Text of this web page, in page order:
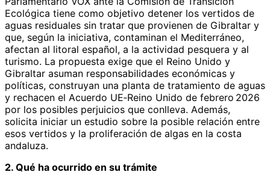
Ecológica tiene como objetivo detener los vertidos de
aguas residuales sin tratar que provienen de Gibraltar y
que, según la iniciativa, contaminan el Mediterráneo,
afectan al litoral español, a la actividad pesquera y al
turismo. La propuesta exige que el Reino Unido y
Gibraltar asuman responsabilidades económicas y
políticas, construyan una planta de tratamiento de aguas
y rechacen el Acuerdo UE‑Reino Unido de febrero 2026
por los posibles perjuicios que conlleva. Además,
solicita iniciar un estudio sobre la posible relación entre
esos vertidos y la proliferación de algas en la costa
andaluza.
2. Qué ha ocurrido en su trámite